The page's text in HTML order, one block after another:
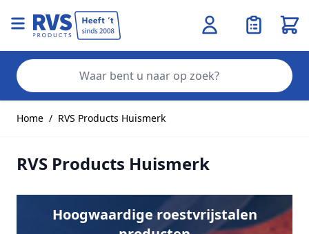
Home / RVS Products Huismerk
RVS Products Huismerk
Hoogwaardige roestvrijstalen